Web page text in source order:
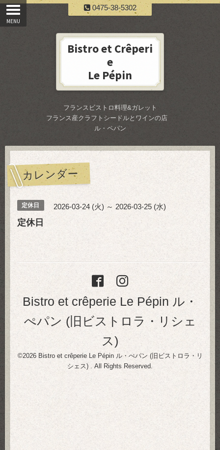
0475-38-5302
Bistro et Crêperi
e
Le Pépin
フランスビストロ料理&ガレット
フランス産クラフトシードルとワインの店
ル・ペパン
カレンダー
定休日 2026-03-24 (火) ～ 2026-03-25 (水)
定休日
Bistro et crêperie Le Pépin ル・
ぺパン (旧ビストロラ・リシェ
ス)
©2026 Bistro et crêperie Le Pépin ル・ぺパン (旧ビストロラ・リ
シェス)
. All Rights Reserved.